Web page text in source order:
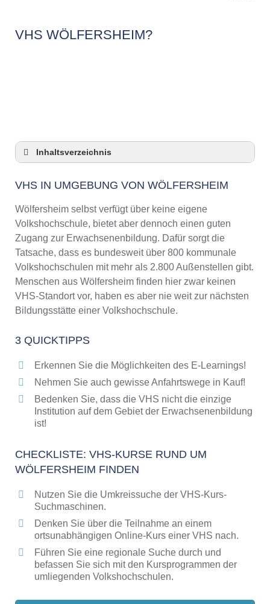
VHS WÖLFERSHEIM?
Inhaltsverzeichnis
3 Quicktipps
Checkliste: VHS-Kurse rund um Wölfersheim
Keine VHS in Wölfersheim
Online-Kurse: Pro und Contra
Online-Kurse als alternative Angebote zu
VHS-Kursen
Die VHS als Inbegriff der Erwachsenenbildung
Das bundesweite Netzwerk der
Abendschulen rund um Wölfersheim
Bildungsangebote der VHS
VHS IN UMGEBUNG VON WÖLFERSHEIM
Wölfersheim selbst verfügt über keine eigene
Volkshochschule, bietet aber dennoch einen guten
Zugang zur Erwachsenenbildung. Dafür sorgt die
Tatsache, dass es bundesweit über 800 kommunale
Volkshochschulen mit mehr als 2.800 Außenstellen gibt.
Menschen aus Wölfersheim finden hier zwar keinen
VHS-Standort vor, haben es aber nie weit zur nächsten
Bildungsstätte einer Volkshochschule.
3 QUICKTIPPS
Erkennen Sie die Möglichkeiten des E-Learnings!
Nehmen Sie auch gewisse Anfahrtswege in Kauf!
Bedenken Sie, dass die VHS nicht die einzige
Institution auf dem Gebiet der Erwachsenenbildung
ist!
CHECKLISTE: VHS-KURSE RUND UM
WÖLFERSHEIM FINDEN
Nutzen Sie die Umkreissuche der VHS-Kurs-
Suchmaschinen.
Denken Sie über die Teilnahme an einem
ortsunabhängigen Online-Kurs einer VHS nach.
Führen Sie eine regionale Suche durch und
befassen Sie sich mit den Kursprogrammen der
umliegenden Volkshochschulen.